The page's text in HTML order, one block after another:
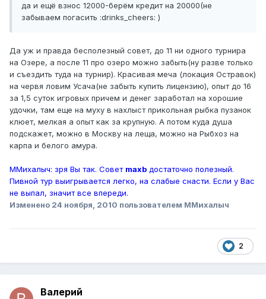
да и ещё взнос 12000-берём кредит на 20000(не
забываем погасить :drinks_cheers: )
Да уж и правда бесполезный совет, до 11 ни одного турнира
на Озере, а после 11 про озеро можно забыть(ну разве только
и съездить туда на турнир). Красивая меча (локация Остравок)
на червя ловим Усача(не забыть купить лицензию), опыт до 16
за 1,5 суток игровых причем и денег заработал на хорошие
удочки, там еще на муху в нахлыст прикольная рыбка пузанок
клюет, мелкая а опыт как за крупную. А потом куда душа
подскажет, можно в Москву на леща, можно на Рыбхоз на
карпа и белого амура.
ММихалыч: зря Вы так. Совет maxb достаточно полезный.
Пивной тур выигрывается легко, на слабые снасти. Если у Вас
не выпал, значит все впереди.
Изменено 24 ноября, 2010 пользователем ММихалыч
2
Валерий